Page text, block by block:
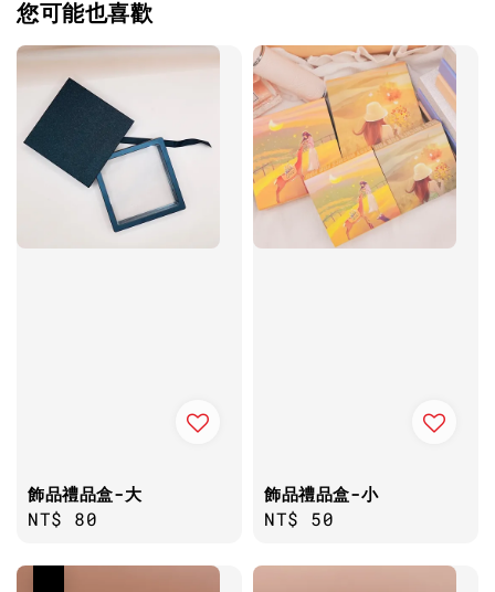
您可能也喜歡
飾品禮品盒-大
Regular
NT$ 80
飾品禮品盒-小
Regular
NT$ 50